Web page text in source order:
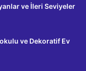
ve İleri Seviyeler
ve Dekoratif Ev